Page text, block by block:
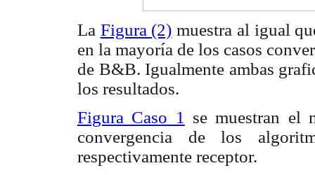
La Figura (2) muestra al igual
en la mayoría de los casos
de B&B. Igualmente ambas
los resultados.
Figura Caso 1
se muestran el
convergencia de los
respectivamente receptor.